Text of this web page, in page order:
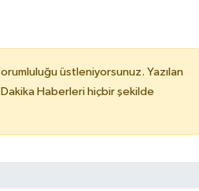
üstleniyorsunuz. Yazılan
Haberleri hiçbir şekilde